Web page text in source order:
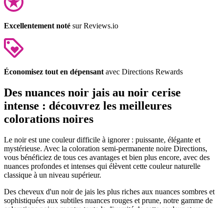
Excellentement noté sur Reviews.io
Économisez tout en dépensant avec Directions Rewards
Des nuances noir jais au noir cerise
intense : découvrez les meilleures
colorations noires
Le noir est une couleur difficile à ignorer : puissante, élégante et
mystérieuse. Avec la coloration semi-permanente noire Directions,
vous bénéficiez de tous ces avantages et bien plus encore, avec des
nuances profondes et intenses qui élèvent cette couleur naturelle
classique à un niveau supérieur.
Des cheveux d'un noir de jais les plus riches aux nuances sombres et
sophistiquées aux subtiles nuances rouges et prune, notre gamme de